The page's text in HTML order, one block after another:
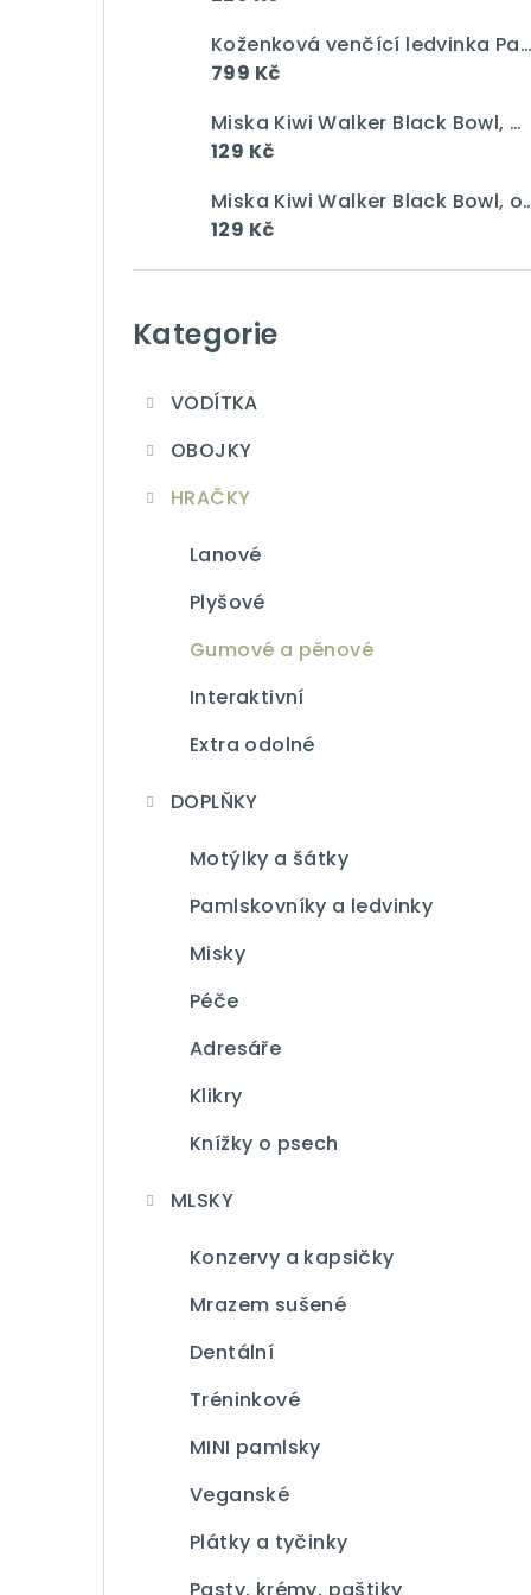
Koženková venčící ledvinka Pawsome gang vínová
799 Kč
Miska Kiwi Walker Black Bowl, modrá, 750 ml
129 Kč
Miska Kiwi Walker
129 Kč
Kategorie
VODÍTKA
OBOJKY
HRAČKY
Lanové
Plyšové
Gumové a pěnové
Interaktivní
Extra odolné
DOPLŇKY
Motýlky a šátky
Pamlskovníky a ledvinky
Misky
Péče
Adresáře
Klikry
Knížky o psech
MLSKY
Konzervy a kapsičky
Mrazem sušené
Dentální
Tréninkové
MINI pamlsky
Veganské
Plátky a tyčinky